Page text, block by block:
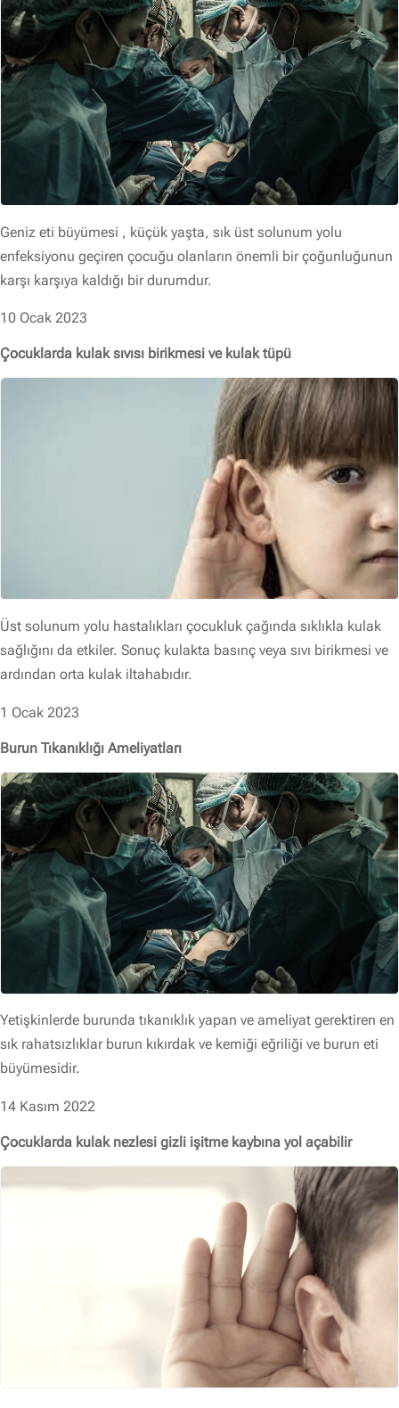
Geniz eti büyümesi , küçük yaşta, sık üst solunum yolu
enfeksiyonu geçiren çocuğu olanların önemli bir çoğunluğunun
karşı karşıya kaldığı bir durumdur.
10 Ocak 2023
Çocuklarda kulak sıvısı birikmesi ve kulak tüpü
Üst solunum yolu hastalıkları çocukluk çağında sıklıkla kulak
sağlığını da etkiler. Sonuç kulakta basınç veya sıvı birikmesi ve
ardından orta kulak iltahabıdır.
1 Ocak 2023
Burun Tıkanıklığı Ameliyatları
Yetişkinlerde burunda tıkanıklık yapan ve ameliyat gerektiren en
sık rahatsızlıklar burun kıkırdak ve kemiği eğriliği ve burun eti
büyümesidir.
14 Kasım 2022
Çocuklarda kulak nezlesi gizli işitme kaybına yol açabilir